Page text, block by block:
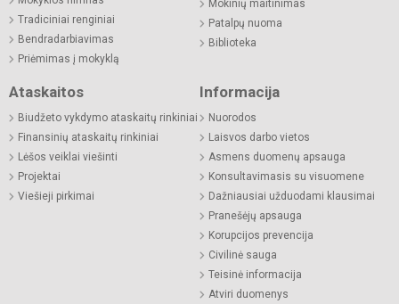
Tradiciniai renginiai
Bendradarbiavimas
Priėmimas į mokyklą
Mokinių maitinimas
Patalpų nuoma
Biblioteka
Ataskaitos
Biudžeto vykdymo ataskaitų rinkiniai
Finansinių ataskaitų rinkiniai
Lėšos veiklai viešinti
Projektai
Viešieji pirkimai
Informacija
Nuorodos
Laisvos darbo vietos
Asmens duomenų apsauga
Konsultavimasis su visuomene
Dažniausiai užduodami klausimai
Pranešėjų apsauga
Korupcijos prevencija
Civilinė sauga
Teisinė informacija
Atviri duomenys